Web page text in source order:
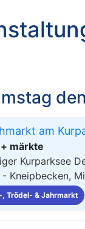
am
märkte
Kurparksee
Kneipbecken,
, Trödel- & Jahrmarkt